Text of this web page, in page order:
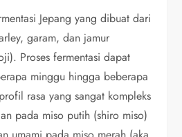
Jepang yang dibuat dari
garam, dan jamur
Proses fermentasi dapat
minggu hingga beberapa
rasa yang sangat kompleks
pada miso putih (shiro miso)